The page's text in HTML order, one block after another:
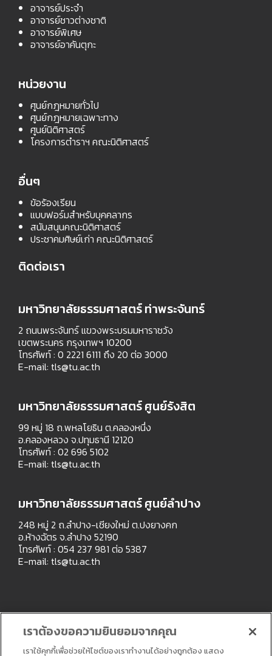
อาจารย์ประจำ
อาจารย์ชาวต่างชาติ
อาจารย์พิเศษ
อาจารย์อาคันตุกะ
หน่วยงาน
ศูนย์กฎหมายทั่วไป
ศูนย์กฎหมายเฉพาะทาง
ศูนย์นิติศาสตร์
โครงการตำราฯ คณะนิติศาสตร์
อื่นๆ
ข้อร้องเรียน
แบบฟอร์มสำหรับบุคคลากร
สนับสนุนคณะนิติศาสตร์
ประชาคมศิษย์เก่า คณะนิติศาสตร์
ติดต่อเรา
มหาวิทยาลัยธรรมศาสตร์ ท่าพระจันทร์
2 ถนนพระจันทร์ แขวงพระบรมมหาราชวัง
เขตพระนคร กรุงเทพฯ 10200
โทรศัพท์ : 0 2221 6111 ถึง 20 ต่อ 3000
E-mail: tls@tu.ac.th
มหาวิทยาลัยธรรมศาสตร์ ศูนย์รังสิต
99 หมู่ 18 ถ.พหลโยธิน ต.คลองหนึ่ง
อ.คลองหลวง จ.ปทุมธานี 12120
โทรศัพท์ : 02 696 5102
E-mail: tls@tu.ac.th
มหาวิทยาลัยธรรมศาสตร์ ศูนย์ลำปาง
248 หมู่ 2 ถ.ลำปาง-เชียงใหม่ ต.ปงยางคก
อ.ห้างฉัตร จ.ลำปาง 52190
โทรศัพท์ : 054 237 981 ต่อ 5387
E-mail: tls@tu.ac.th
เราต้องขอความยินยอมจากคุณ
เราใช้คุกกี้เพื่อช่วยให้ไซต์ของเราทำงานได้อย่างถูกต้อง แสดง